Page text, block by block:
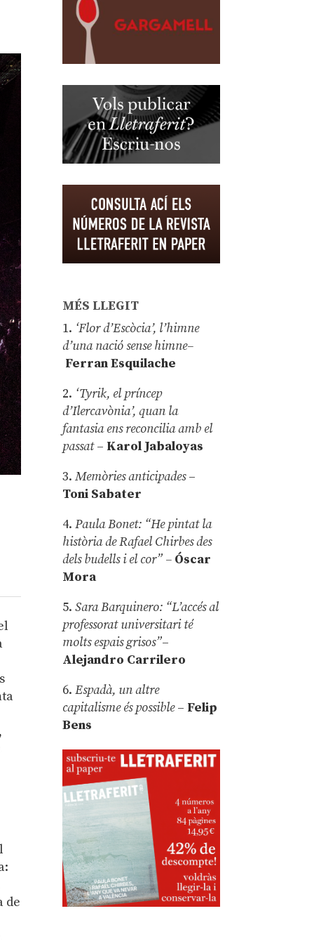
de
MÉS LLEGIT
1. ‘Flor d’Escòcia’, l’himne
d’una nació sense himne–
Ferran Esquilache
2. ‘Tyrik, el príncep
d’Ilercavònia’, quan la
fantasia ens reconcilia amb el
passat– Karol Jabaloyas
3.Memòries anticipades–
Toni Sabater
4.Paula Bonet: “He pintat la
història de Rafael Chirbes des
dels budells i el cor” – Óscar
Mora
5.Sara Barquinero: “L’accés al
professorat universitari té
molts espais grisos”–
Alejandro Carrilero
6.Espadà, un altre
capitalisme és possible – Felip
Bens